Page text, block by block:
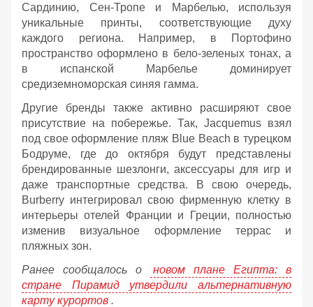
Сардинию, Сен-Тропе и Марбелью, используя
уникальные принты, соответствующие духу
каждого региона. Например, в Портофино
пространство оформлено в бело-зеленых тонах, а
в испанской Марбелье доминирует
средиземноморская синяя гамма.
Другие бренды также активно расширяют свое
присутствие на побережье. Так, Jacquemus взял
под свое оформление пляж Blue Beach в турецком
Бодруме, где до октября будут представлены
брендированные шезлонги, аксессуары для игр и
даже транспортные средства. В свою очередь,
Burberry интегрировал свою фирменную клетку в
интерьеры отелей Франции и Греции, полностью
изменив визуальное оформление террас и
пляжных зон.
Ранее сообщалось о
новом плане Египта: в
стране Пирамид утвердили альтернативную
карту курортов .